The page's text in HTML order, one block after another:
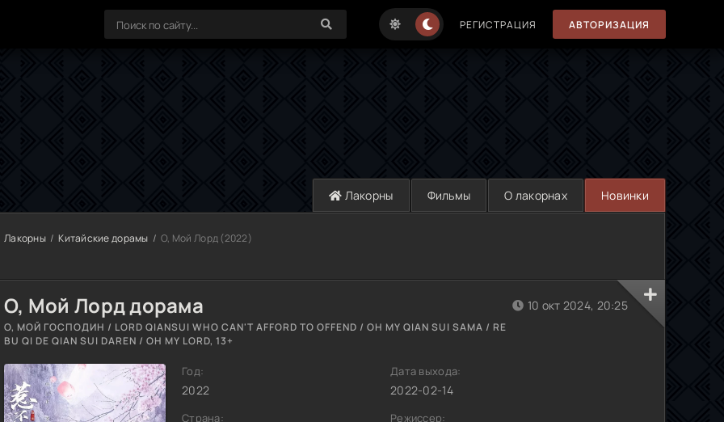
РЕГИСТРАЦИЯ АВТОРИЗАЦИЯ
Лакорны Фильмы О лакорнах Новинки
Лакорны Китайские дорамы О, Мой Лорд (2022)
О, Мой Лорд дорама
О, МОЙ ГОСПОДИН / LORD QIANSUI WHO CAN'T AFFORD TO OFFEND / OH MY QIAN SUI SAMA / RE
BU QI DE QIAN SUI DAREN / OH MY LORD, 13+
Год:
2022
Страна:
10 окт 2024, 20:25
Дата выхода:
2022-02-14
Режиссер: